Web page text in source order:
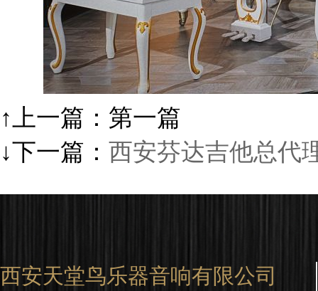
↑上一篇：第一篇
↓下一篇： 西安芬达吉他总代
西安天堂鸟乐器音响有限公司